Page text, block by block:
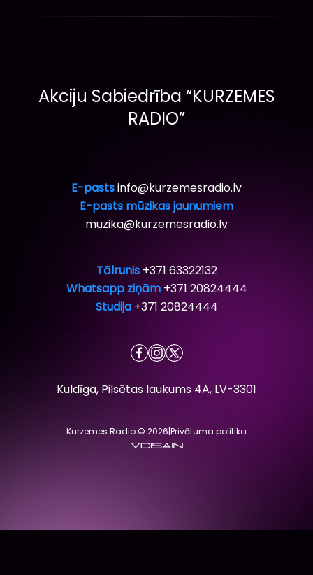
Akciju Sabiedrība “KURZEMES
RADIO”
E-pastsinfo@kurzemesradio.lv
E-pasts mūzikas jaunumiem
muzika@kurzemesradio.lv
Tālrunis +371 63322132
Whatsapp ziņām +371 20824444
Studija +371 20824444
Kuldīga, Pilsētas laukums 4A, LV-3301
Kurzemes Radio © 2026|Privātuma politika